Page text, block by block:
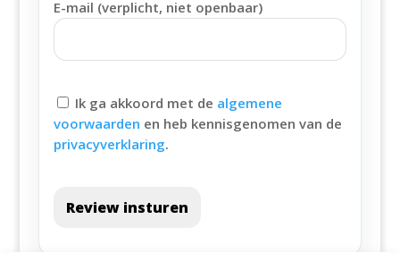
E-mail (verplicht, niet openbaar)
Ik ga akkoord met de algemene
voorwaarden en heb kennisgenomen van de
privacyverklaring.
Review insturen